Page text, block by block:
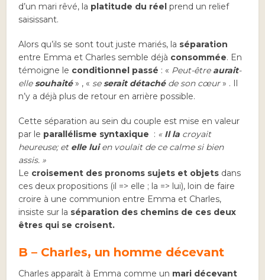
d’un mari rêvé, la platitude du réel prend un relief
saisissant.
Alors qu’ils se sont tout juste mariés, la séparation
entre Emma et Charles semble déjà consommée. En
témoigne le conditionnel passé : « Peut-être aurait-
ellesouhaité» , « seserait détachéde son cœur» . Il
n’y a déjà plus de retour en arrière possible.
Cette séparation au sein du couple est mise en valeur
par le parallélisme syntaxique : « Il la croyait
heureuse; et elle luien voulait de ce calme si bien
assis. »
Le croisement des pronoms sujets et objets dans
ces deux propositions (il => elle ; la => lui), loin de faire
croire à une communion entre Emma et Charles,
insiste sur la séparation des chemins de ces deux
êtres qui se croisent.
B – Charles, un homme décevant
Charles apparaît à Emma comme un mari décevant